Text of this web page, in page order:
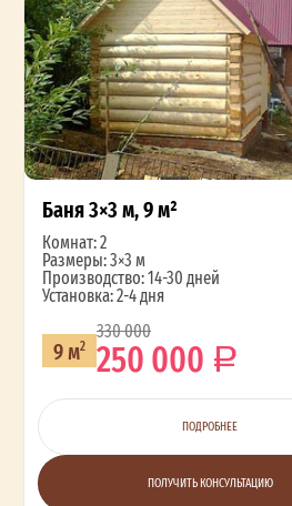
Баня 3×3 м, 9 м²
Комнат: 2
Размеры: 3×3 м
Производство: 14-30 дней
Установка: 2-4 дня
9 м2
330 000
250 000
ПОДРОБНЕЕ
ПОЛУЧИТЬ КОНСУЛЬТАЦИЮ